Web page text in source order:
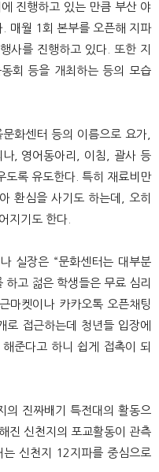
진행하고 있는 만큼 부산 야
매월 1회 본부를 오픈해 지파
사를 진행하고 있다. 또한 지
회 등을 개최하는 등의 모습
화센터 등의 이름으로 요가,
, 영어동아리, 이침, 괄사 등
도록 유도한다. 특히 재료비만
환심을 사기도 하는데, 오히
지기도 한다.
실장은 “문화센터는 대부분
하고 젊은 학생들은 무료 심리
마켓이나 카카오톡 오픈채팅
접근하는데 청년들 입장에
준다고 하니 쉽게 접촉이 되
의 진짜배기 특전대의 활동으
진 신천지의 포교활동이 관측
는 신천지 12지파를 중심으로